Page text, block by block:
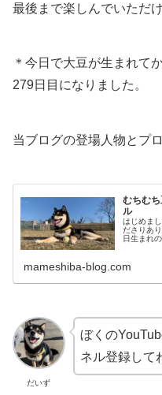
最後まで楽しんでいただ
＊今日で大豆が生まれて
279日目になりました。
当ブログの登場人物とプ
むちむ
ル
はじめま
ださりあ
日生まれ
mameshiba-blog.com
だいず
ぼくの
ネル登録して